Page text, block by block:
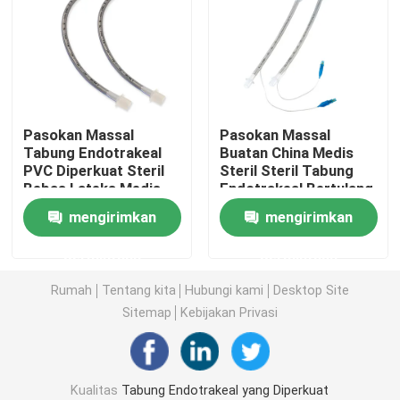
Tabung Endotracheal yang diborgol
Tabung Endotracheal Lapisan
Masker oksigen sekali pakai
jalan napas masker laring
Kateter Foley Silikon
Urologi Produk sekali pakai
Pasokan Massal
Tabung Endotrakeal
PVC Diperkuat Steril
Bebas Lateks Medis
dengan Cuff / Tanpa
Cuff Harga Kompetitif
mengirimkan
Pasokan Massal
Buatan China Medis
Steril Steril Tabung
Endotrakeal Bertulang
Steril Steril PVC
mengirimkan
Rumah Tentang kita Hubungi kami
Desktop Site
Sitemap
Kebijakan Privasi
Kualitas Tabung Endotrakeal yang Diperkuat